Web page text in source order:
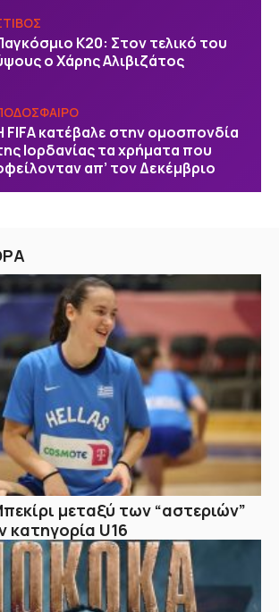
Κ20: Στον τελικό του
ο Χάρης Αλιβιζάτος
FIFA κατέβαλε στην ομοσπονδία
Ιορδανίας τα χρήματα που
απ’ τον Δεκέμβριο
μεταξύ των “αστεριών”
κατηγορία U16